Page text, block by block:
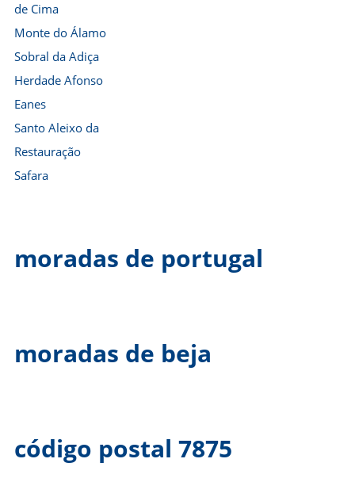
de Cima
Monte do Álamo
Sobral da Adiça
Herdade Afonso
Eanes
Santo Aleixo da
Restauração
Safara
moradas de portugal
moradas de beja
código postal 7875